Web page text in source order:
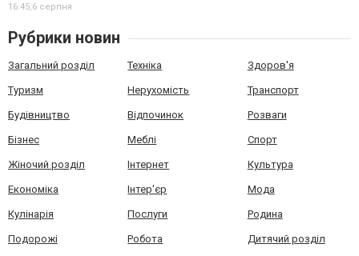
16:45,6 серпня
Рубрики новин
Загальний розділ Техніка Здоров'я
Туризм Нерухомість Транспорт
Будівництво Відпочинок Розваги
Бізнес Меблі Спорт
Жіночий розділ Інтернет Культура
Економіка Інтер'єр Мода
Кулінарія Послуги Родина
Подорожі Робота Дитячий розділ